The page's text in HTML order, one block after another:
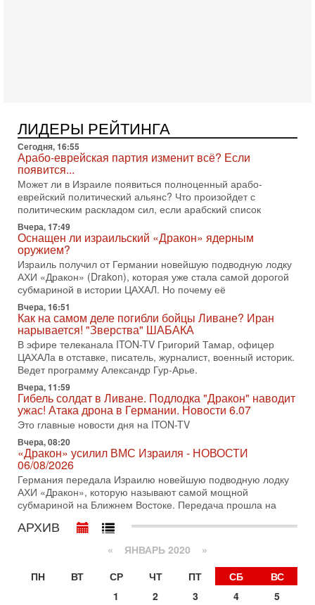
02/08/2026
Президент США Дональд Трамп сегодня заявил об отмене
подготовленного удара по Ирану после обращений
Тегерана и других стран региона. По его словам,
1-08-2026, 17:50
«Русский голос» Израиля: кто заберет его на этот
раз?
Голоса русскоязычных репатриантов не раз кардинально
меняли политический ландшафт Израиля. Достаточно
вспомнить взлет партии «Исраэль ба-алия», когда
31-07-2026, 17:00
Тайны закрытых дверей: о чём на самом деле
молчат Трамп и Нетаньяху?
Недавний визит премьер-министра Израиля Биньямина
Нетаньяху в США и его встреча с Дональдом Трампом
оставили больше вопросов, чем ответов. Полная
31-07-2026, 15:18
Иран готовит покушение на Нетаниягу! Трамп не
хочет эскалации, но КСИР готовит взрыв!
В эфире телеканала ITON-TV СЕРГЕЙ МИГДАЛЬ, эксперт
по вопросам безопасности, офицер запаса
Международного управления полиции Израиля, автор
Битва за разоружение ХАМАСа - НОВОСТИ
31/07/2026
Сегодня президент США Дональд Трамп заявил о
достижении исторического соглашения о полном
разоружении ХАМАСа и других вооруженных группировок в
Иран доведет Трампа до крайних мер? Разбор и
оценка от военного обозревателя Давида Шарпа
Ситуация вокруг противостояния Ирана и США накаляется
с каждым днем. Почему Трамп в самый последний момент
отменил решение о нанесении тяжелых ударов
ЛИДЕРЫ РЕЙТИНГА
Сегодня, 16:55
Арабо-еврейская партия изменит всё? Если
появится...
Может ли в Израиле появиться полноценный арабо-
еврейский политический альянс? Что произойдет с
политическим раскладом сил, если арабский список
Вчера, 17:49
Оснащен ли израильский «Дракон» ядерным
оружием?
Израиль получил от Германии новейшую подводную лодку
АХИ «Дракон» (Drakon), которая уже стала самой дорогой
субмариной в истории ЦАХАЛ. Но почему её
Вчера, 16:51
Как на самом деле погибли бойцы Ливане? Иран
нарывается! "Зверства" ШАБАКА
В эфире телеканала ITON-TV Григорий Тамар, офицер
ЦАХАЛа в отставке, писатель, журналист, военный историк.
Ведет программу Александр Гур-Арье.
Вчера, 11:59
Гибель солдат в Ливане. Подлодка "Дракон" наводит
ужас! Атака дрона в Германии. Новости 6.07
Это главные новости дня на ITON-TV
Вчера, 08:20
«Дракон» усилил ВМС Израиля - НОВОСТИ
06/08/2026
Германия передала Израилю новейшую подводную лодку
АХИ «Дракон», которую называют самой мощной
субмариной на Ближнем Востоке. Передача прошла на
АРХИВ
« ЯНВАРЬ 2020 »
ПН
ВТ СР ЧТ ПТ СБ
ВС
1
2 3 4
5